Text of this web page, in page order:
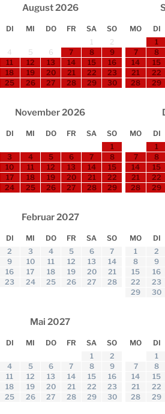
August2026
DI MI DO FR SA
SO
1
2
4 5 6 7 8
9
11 12 13 14 15
16
18 19 20 21 22
23
25 26 27 28 29
30
MO DI
1
7
8
14
15
21
22
28
29
November2026
DI MI DO FR SA
SO
1
3 4 5 6 7
8
10 11 12 13 14
15
17 18 19 20 21
22
24 25 26 27 28
29
MO DI
1
7
8
14
15
21
22
28
29
Februar2027
DI MI DO FR SA
SO
2 3 4 5 6
7
9 10 11 12 13
14
16 17 18 19 20
21
23 24 25 26 27 28
MO DI
1
2
8
9
15
16
22
23
29
30
Mai 2027
DI MI DO FR SA
SO
1
2
4 5 6 7 8
9
11 12 13 14 15
16
18 19 20 21 22
23
25 26 27 28 29
30
MO DI
1
7
8
14
15
21
22
28
29